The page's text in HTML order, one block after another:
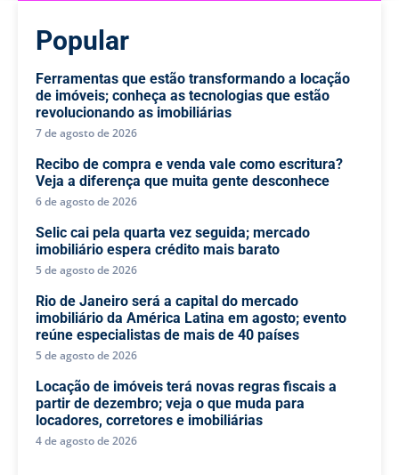
Popular
Ferramentas que estão transformando a locação
de imóveis; conheça as tecnologias que estão
revolucionando as imobiliárias
7 de agosto de 2026
Recibo de compra e venda vale como escritura?
Veja a diferença que muita gente desconhece
6 de agosto de 2026
Selic cai pela quarta vez seguida; mercado
imobiliário espera crédito mais barato
5 de agosto de 2026
Rio de Janeiro será a capital do mercado
imobiliário da América Latina em agosto; evento
reúne especialistas de mais de 40 países
5 de agosto de 2026
Locação de imóveis terá novas regras fiscais a
partir de dezembro; veja o que muda para
locadores, corretores e imobiliárias
4 de agosto de 2026